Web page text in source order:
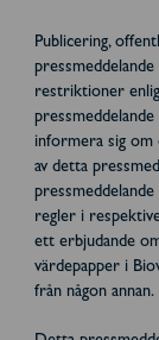
Publicering,
restriktioner
informera sig om
av detta
regler i
ett erbjudande
värdepapper i
från någon annan.